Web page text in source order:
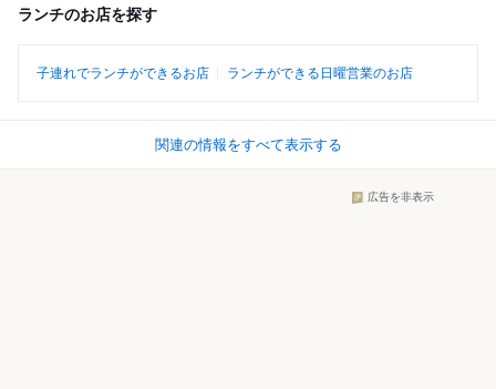
ランチのお店を探す
子連れでランチができるお店 ランチができる日曜営業のお店
関連の情報をすべて表示する
広告を非表示